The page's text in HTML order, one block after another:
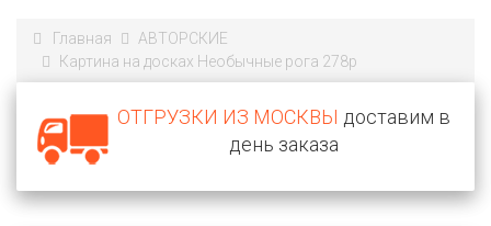
Главная
АВТОРСКИЕ
Картина на досках Необычные рога 278p
ОТГРУЗКИ ИЗ МОСКВЫ доставим в
день заказа